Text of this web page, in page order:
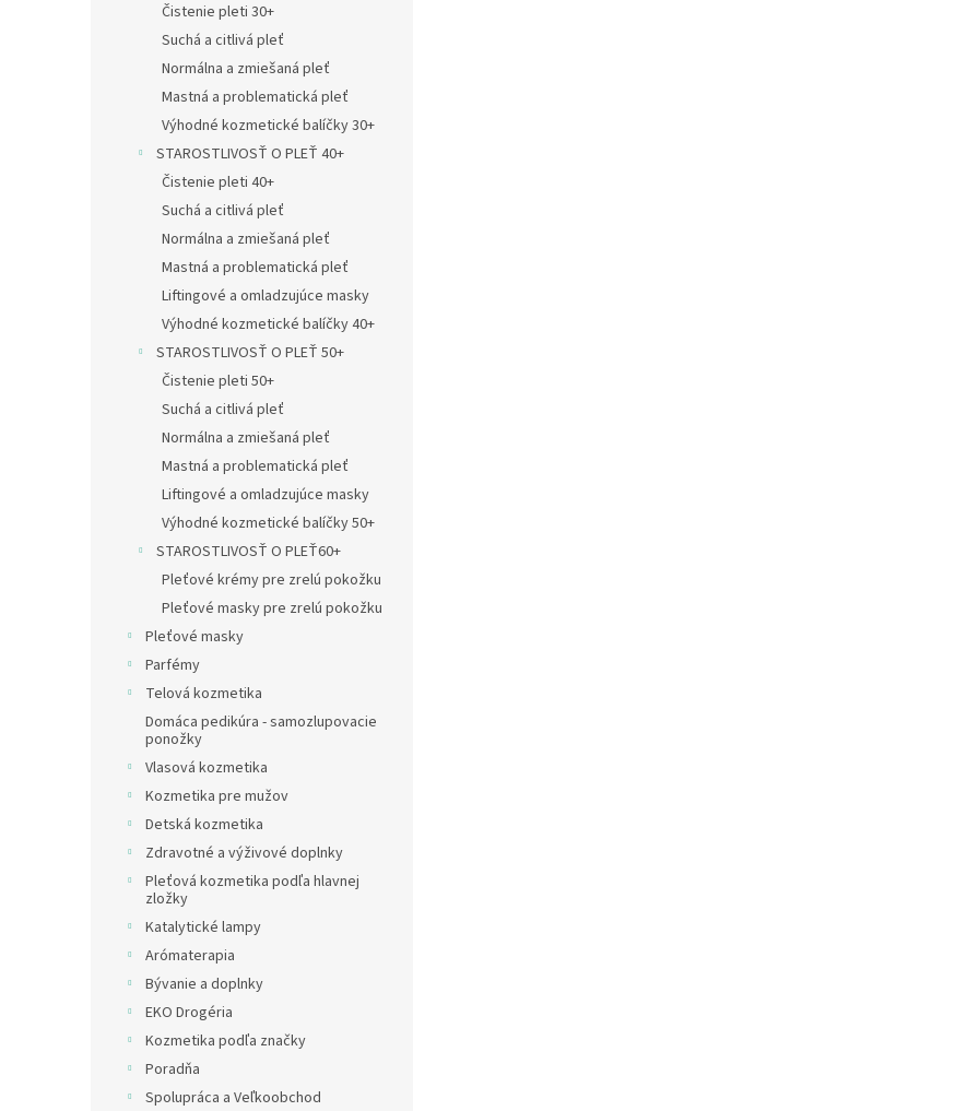
Čistenie pleti 30+
Suchá a citlivá pleť
Normálna a zmiešaná pleť
Mastná a problematická pleť
Výhodné kozmetické balíčky 30+
STAROSTLIVOSŤ O PLEŤ 40+
Čistenie pleti 40+
Suchá a citlivá pleť
Normálna a zmiešaná pleť
Mastná a problematická pleť
Liftingové a omladzujúce masky
Výhodné kozmetické balíčky 40+
STAROSTLIVOSŤ O PLEŤ 50+
Čistenie pleti 50+
Suchá a citlivá pleť
Normálna a zmiešaná pleť
Mastná a problematická pleť
Liftingové a omladzujúce masky
Výhodné kozmetické balíčky 50+
STAROSTLIVOSŤ O PLEŤ60+
Pleťové krémy pre zrelú pokožku
Pleťové masky pre zrelú pokožku
Pleťové masky
Parfémy
Telová kozmetika
Domáca pedikúra - samozlupovacie
ponožky
Vlasová kozmetika
Kozmetika pre mužov
Detská kozmetika
Zdravotné a výživové doplnky
Pleťová kozmetika podľa hlavnej
zložky
Katalytické lampy
Arómaterapia
Bývanie a doplnky
EKO Drogéria
Kozmetika podľa značky
Poradňa
Spolupráca a Veľkoobchod